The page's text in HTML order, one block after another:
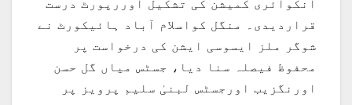
قراردیدی۔ منگل کواسلام آباد ہائیکورٹ نے
شوگر ملز ایسوسی ایشن کی درخواست پر
محفوظ فیصلہ سنا دیا، جسٹس میاں گل حسن
اورنگزیب اورجسٹس لبنیٰ سلیم پرویز پر